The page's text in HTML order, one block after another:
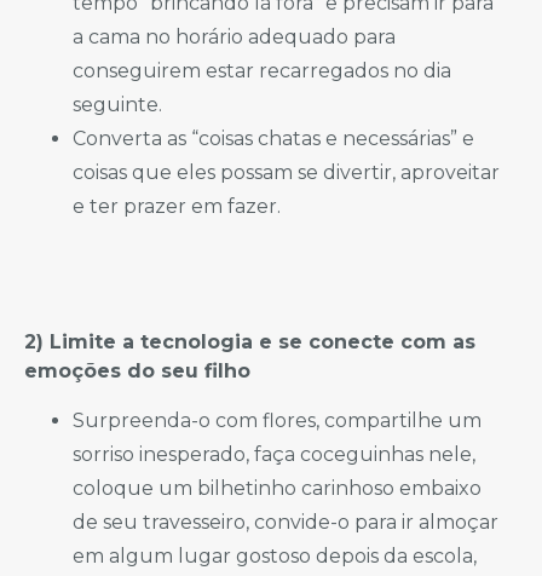
a cama no horário adequado para
conseguirem estar recarregados no dia
seguinte.
Converta as “coisas chatas e necessárias” e
coisas que eles possam se divertir, aproveitar
e ter prazer em fazer.
2) Limite a tecnologia e se conecte com as
emoções do seu filho
Surpreenda-o com flores, compartilhe um
sorriso inesperado, faça coceguinhas nele,
coloque um bilhetinho carinhoso embaixo
de seu travesseiro, convide-o para ir almoçar
em algum lugar gostoso depois da escola,